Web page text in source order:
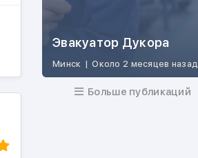
Эвакуатор Дукора
Минск | Около 2 месяцев назад
Больше публикаций